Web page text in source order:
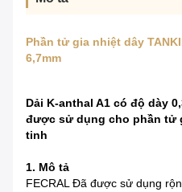
Phần tử gia nhiệt dây
6,7mm
Dải K-anthal A1 có độ dày
được sử dụng cho phần tử
tinh
1. Mô tả
FECRAL Đã được sử dụng